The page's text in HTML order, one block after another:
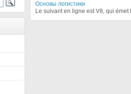
Основы логистики
Le suivant en ligne est V8, qui